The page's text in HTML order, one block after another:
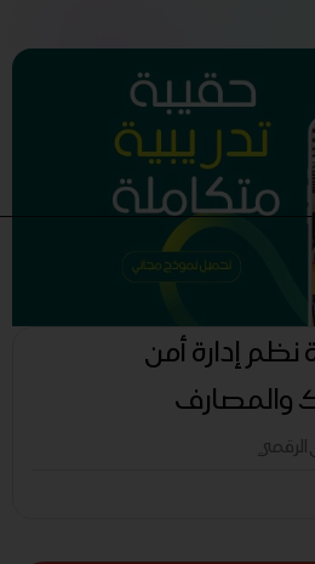
نظم إدارة أمن
والمصارف